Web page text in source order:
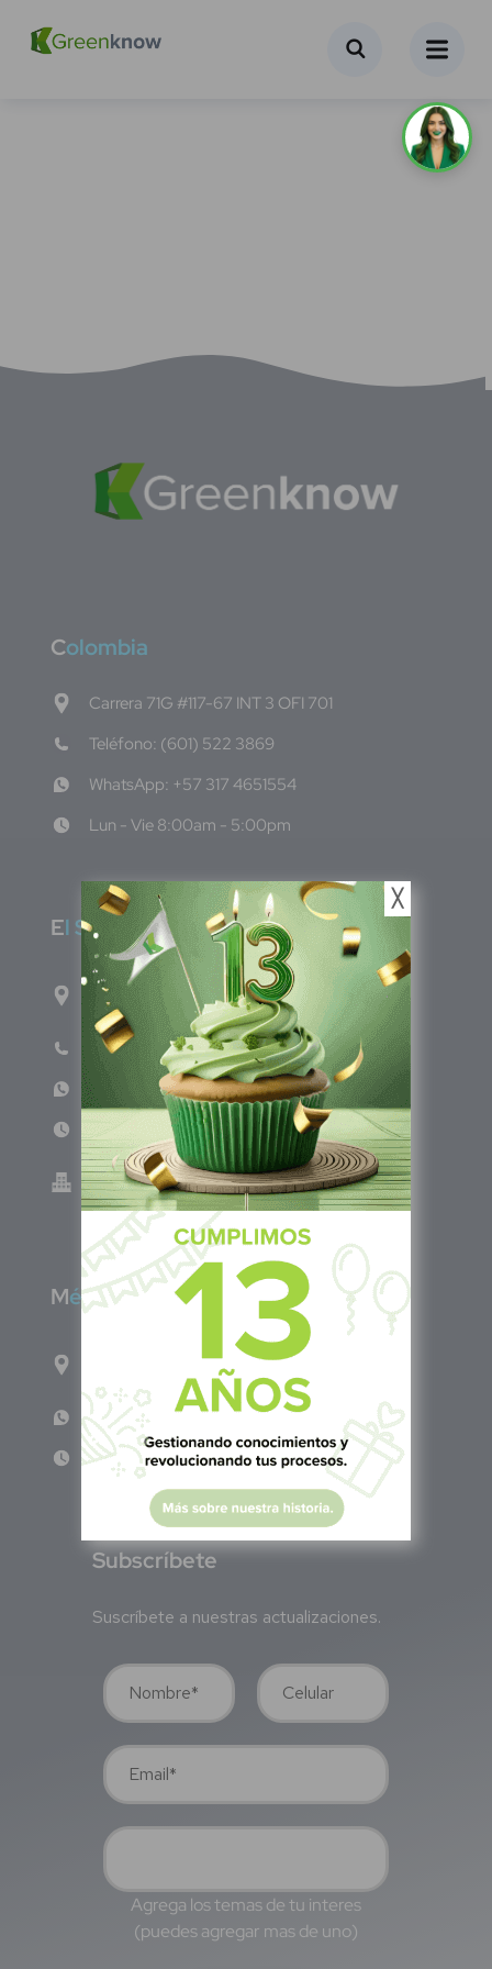
Colombia
Carrera 71G #117-67 INT 3 OFI 701
Teléfono: (601) 522 3869
WhatsApp: +57 317 4651554
Lun - Vie 8:00am - 5:00pm
El Salvador
1ro Cll Pte, y 61 Av Nte, #3206, Local 9, San
Salvador Centro
Teléfono: +503 6986 1402
WhatsApp: +503 7687 3923
Lun - Vie 8:00am - 5:00pm
Green Know S.A de C.V - El Salvador 0614-
220118-102-0
México
Calle Pitágoras 234, Col. Narvarte Poniente,
Alcaldía Benito Juárez, C.P. 03020, CDMX
WhatsApp: +52 1 331 407 6342
Lun - Vie 8:00 am - 5:00 pm
Subscríbete
Suscríbete a nuestras actualizaciones.
Agrega los temas de tu interes
(puedes agregar mas de uno)
╳